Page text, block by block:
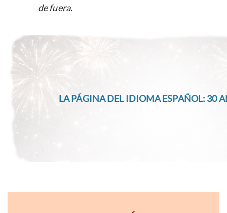
de fuera.
LA PÁGINA DEL IDIOMA ESPAÑOL: 30